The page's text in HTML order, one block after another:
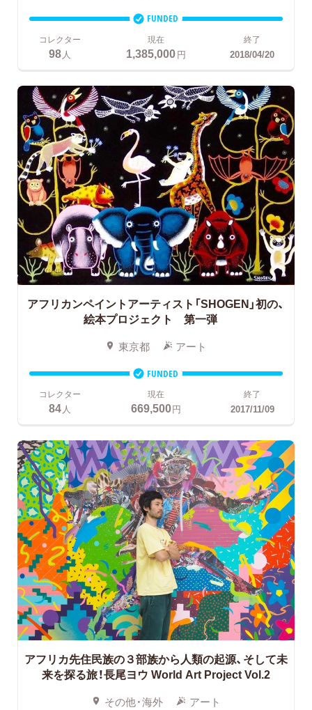
FUNDED
コレクター
98人
現在
1,385,000円
終了
2018/04/20
アフリカンペイントアーティスト「SHOGEN」初の、
絵本プロジェクト 第一弾
東京都 アート
FUNDED
コレクター
84人
現在
669,500円
終了
2017/11/09
アフリカ先住民族の３部族から人類の起源、そして未
来を探る旅！長尾ヨウ World Art Project Vol.2
その他・海外 アート